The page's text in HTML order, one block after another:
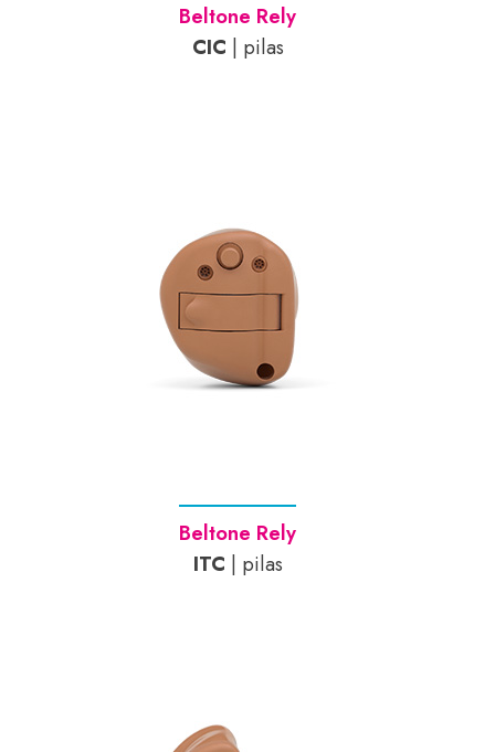
Beltone Rely
CIC | pilas
Beltone Rely
ITC | pilas